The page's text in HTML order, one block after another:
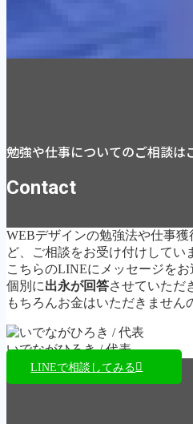
勉強や仕事についてのご相談は
Contact
WEBデザインの勉強法や仕事
ど、ご相談をお受け付けしてい
こちらのLINEにメッセージをお
個別に出永が回答させていただ
もちろんお金はいただきません
いでながひろき / 代表
LINEで相談してみる